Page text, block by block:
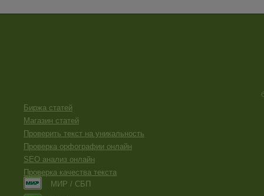
Биржа статей
Магазин статей
Проверить текст на уникальность
Проверка орфографии онлайн
SEO анализ онлайн
Проверка качества текста
МИР / СБП